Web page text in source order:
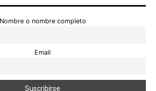
Nombre o nombre completo
Email